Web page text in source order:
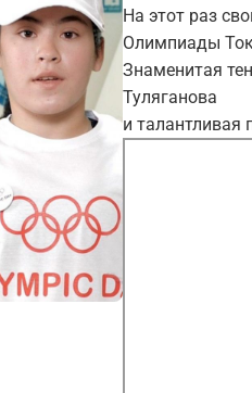
На этот раз
Олимпиады
Знаменитая
Туляганова
и талантливая